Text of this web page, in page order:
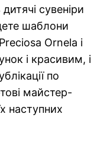
сувеніри
шаблони
Ornela і
і красивим, і
по
майстер-
наступних